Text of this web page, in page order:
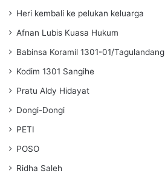
Heri kembali ke pelukan keluarga
Afnan Lubis Kuasa Hukum
Babinsa Koramil 1301-01/Tagulandang
Kodim 1301 Sangihe
Pratu Aldy Hidayat
Dongi-Dongi
PETI
POSO
Ridha Saleh